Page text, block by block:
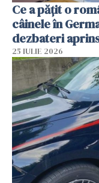
Ce a pățit o
câinele în
dezbateri
25 IULIE 2026